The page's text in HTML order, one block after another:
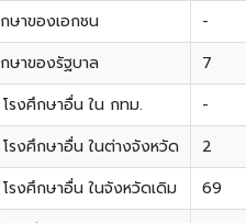
ษาของเอกชน -
ษาของรัฐบาล 7
รงศึกษาอื่น ใน กทม. -
รงศึกษาอื่น ในต่างจังหวัด 2
รงศึกษาอื่น ในจังหวัดเดิม 69